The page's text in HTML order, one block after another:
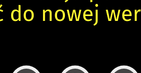
do nowej